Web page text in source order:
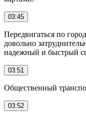
03:45
Передвигаться по
довольно
надежный и быстрый
03:51
Общественный
03:52